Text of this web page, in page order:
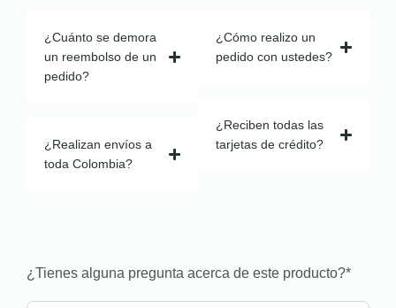
¿Cuánto se demora
un reembolso de un
pedido?
¿Realizan envíos a
toda Colombia?
¿Cómo realizo un
pedido con ustedes?
¿Reciben todas las
tarjetas de crédito?
¿Tienes alguna pregunta acerca de este producto?*